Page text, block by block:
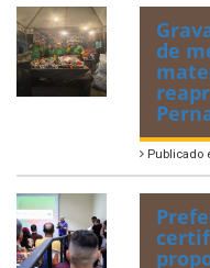
de
Publicado